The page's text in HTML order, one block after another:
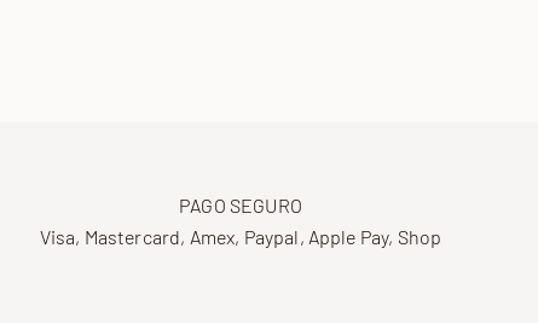
PAGO SEGURO
Visa, Mastercard, Amex, Paypal, Apple Pay, Shop